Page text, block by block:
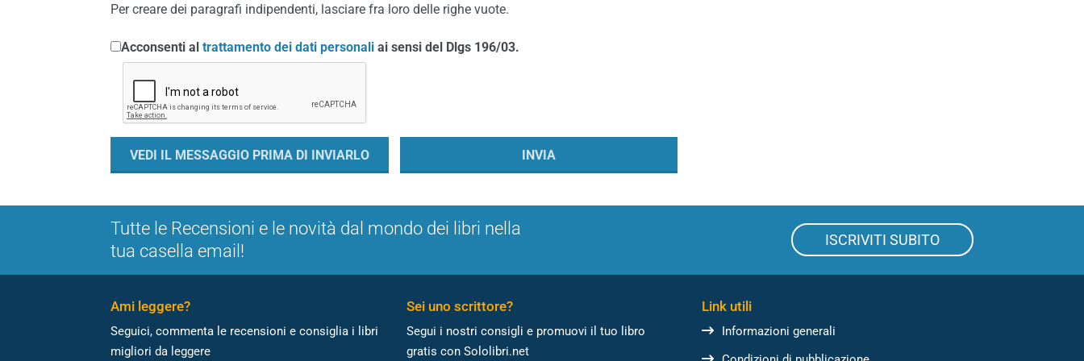
Per creare dei paragrafi indipendenti, lasciare fra loro delle righe vuote.
Acconsenti al trattamento dei dati personali ai sensi del Dlgs 196/03.
Tutte le Recensioni e le novità dal mondo dei libri nella
tua casella email!
ISCRIVITI SUBITO
Ami leggere?
Seguici, commenta le recensioni e consiglia i libri
migliori da leggere
Sei uno scrittore?
Segui i nostri consigli e promuovi il tuo libro
gratis con Sololibri.net
Link utili
Informazioni generali